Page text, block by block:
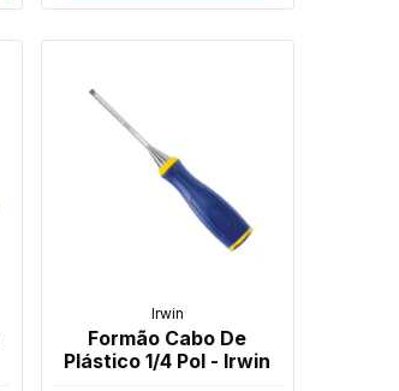
Irwin
Formão Cabo De
Plástico 1/4 Pol - Irwin